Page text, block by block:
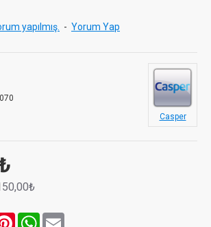
yapılmış. - Yorum Yap
Casper
PinterestWhatsApp